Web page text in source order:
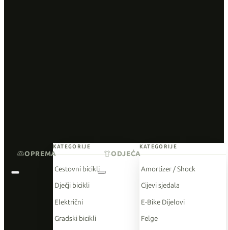
KATEGORIJE
Cestovni bicikli
Dječji bicikli
Električni
Gradski bicikli
KATEGORIJE
Amortizer / Shock
Cijevi sjedala
E-Bike Dijelovi
Felge
OPREMA ODJEĆA